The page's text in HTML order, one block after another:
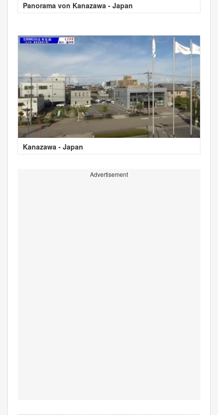
Panorama von Kanazawa - Japan
Kanazawa - Japan
Advertisement